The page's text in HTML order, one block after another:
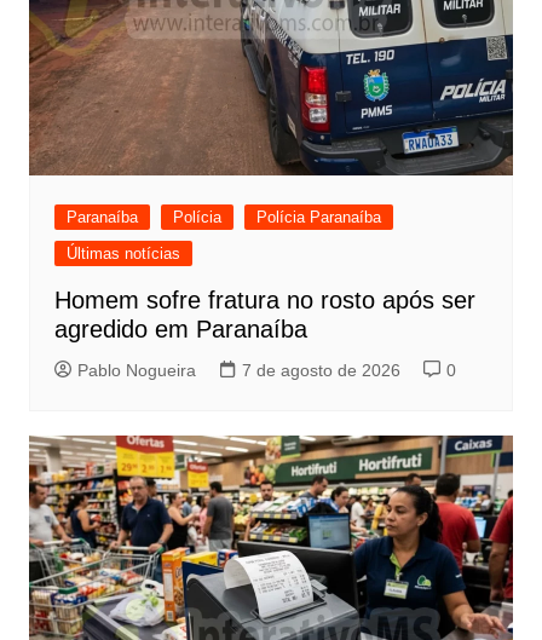
Paranaíba Polícia
Polícia Paranaíba
Últimas notícias
Homem sofre fratura no rosto após ser
agredido em Paranaíba
Pablo Nogueira 7 de agosto de 2026 0